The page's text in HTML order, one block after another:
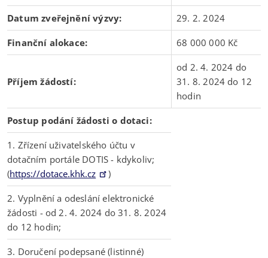
Datum zveřejnění výzvy: 29. 2. 2024
Finanční alokace: 68 000 000 Kč
Příjem žádostí:
od 2. 4. 2024 do
31. 8. 2024 do 12
hodin
Postup podání žádosti o dotaci:
1. Zřízení uživatelského účtu v
dotačním portále DOTIS - kdykoliv;
(https://dotace.khk.cz )
2. Vyplnění a odeslání elektronické
žádosti - od 2. 4. 2024 do 31. 8. 2024
do 12 hodin;
3. Doručení podepsané (listinné)